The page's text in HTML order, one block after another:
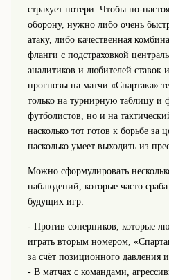
страхует потери. Чтобы
оборону, нужно либо очень
атаку, либо качественная
фланги с подстраховкой
аналитиков и любителей ставок
прогнозы на матчи «Спартака»
только на турнирную таблицу и
футболистов, но и на
насколько тот готов к борьбе за
насколько умеет выходить из
Можно сформулировать
наблюдений, которые часто
будущих игр:
- Против соперников, которые
играть вторым номером,
за счёт позиционного давления
- В матчах с командами,